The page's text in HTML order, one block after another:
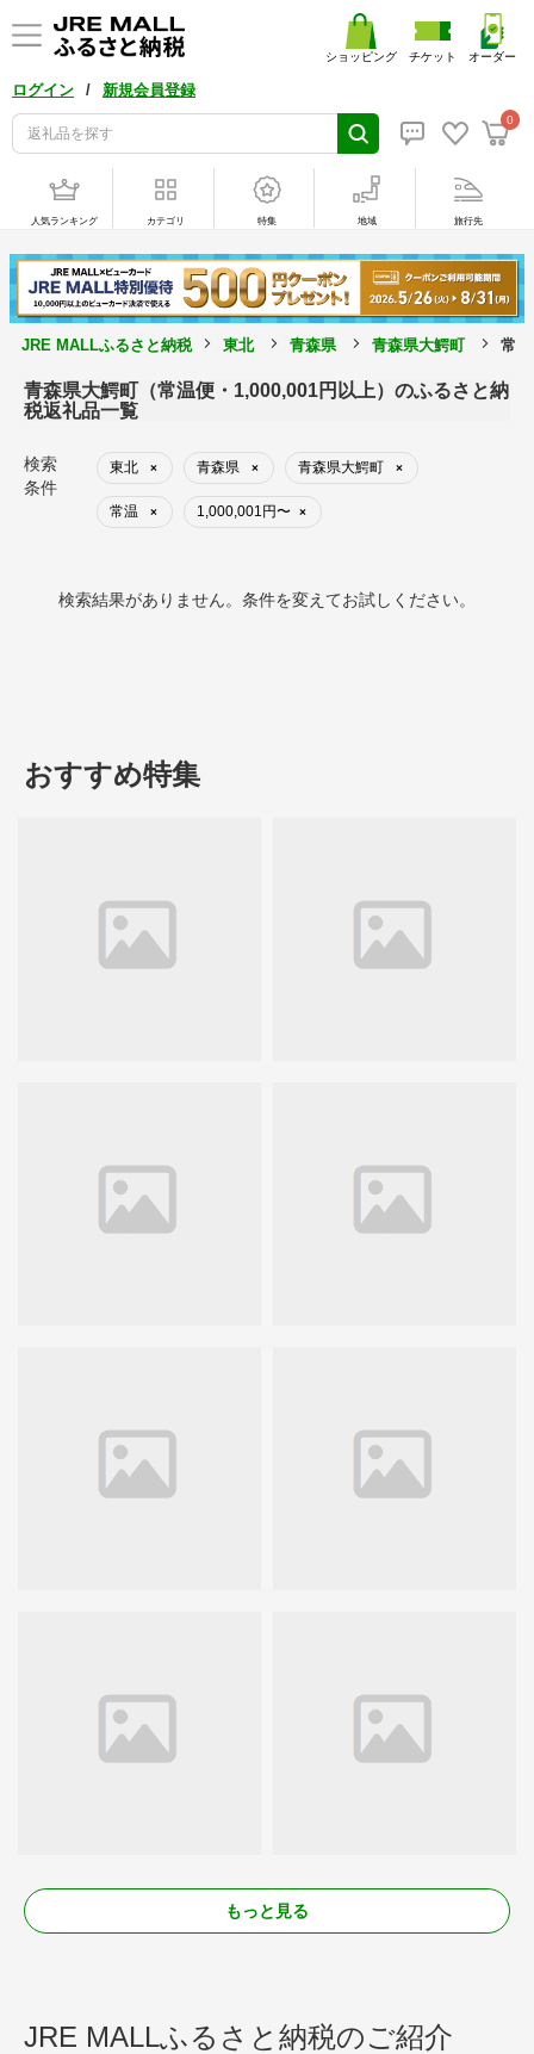
ログイン / 新規会員登録
0
ショッピング チケット オーダー
人気ランキング カテゴリ 特集 地域 旅行先
JRE MALLふるさと納税 東北 青森県 青森県大鰐町 常
青森県大鰐町（常温便・1,000,001円以上）のふるさと納
税返礼品一覧
検索
条件
東北 × 青森県 × 青森県大鰐町 ×
常温 × 1,000,001円〜 ×
検索結果がありません。条件を変えてお試しください。
おすすめ特集
もっと見る
JRE MALLふるさと納税のご紹介